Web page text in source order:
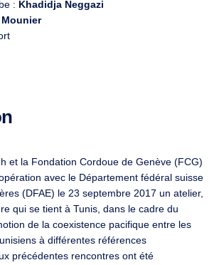
: Khadidja Neggazi
et la Fondation Cordoue de Genève (FCG)
avec le Département fédéral suisse
(DFAE) le 23 septembre 2017 un atelier,
qui se tient à Tunis, dans le cadre du
de la coexistence pacifique entre les
à différentes références
précédentes rencontres ont été